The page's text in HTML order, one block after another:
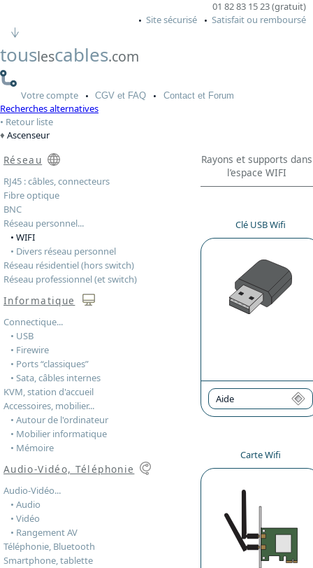
01 82 83 15 23 (gratuit)
Site sécurisé
Satisfait ou remboursé
touslescables.com
Votrecompte CGV et FAQ Contactet Forum
Recherches alternatives
Retour liste
Ascenseur
Rayons et supports dans
l’espace WIFI
Clé USB Wifi
Aide
Carte Wifi
Réseau
RJ45 : câbles, connecteurs
Fibre optique
BNC
Réseau personnel...
• WIFI
• Divers réseau personnel
Réseau résidentiel (hors switch)
Réseau professionnel (et switch)
Informatique
Connectique...
• USB
• Firewire
• Ports “classiques”
• Sata, câbles internes
KVM, station d'accueil
Accessoires, mobilier...
• Autour de l'ordinateur
• Mobilier informatique
• Mémoire
Audio-Vidéo, Téléphonie
Audio-Vidéo...
• Audio
• Vidéo
• Rangement AV
Téléphonie, Bluetooth
Smartphone, tablette